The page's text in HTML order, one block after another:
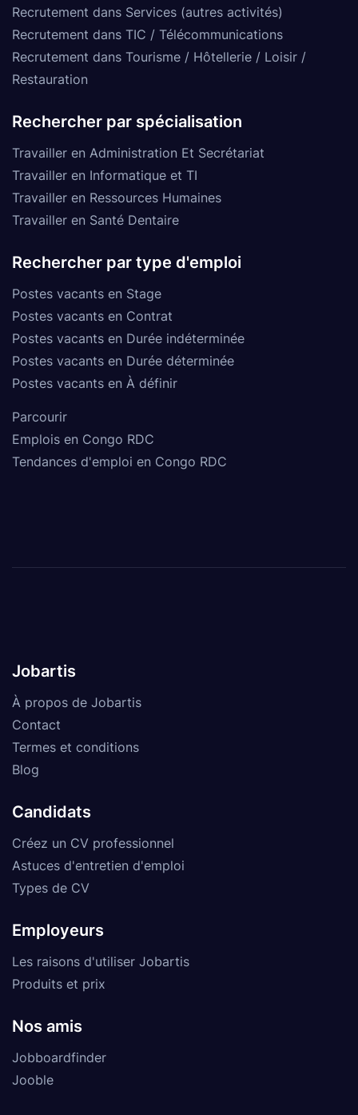
Recrutement dans Services (autres activités)
Recrutement dans TIC / Télécommunications
Recrutement dans Tourisme / Hôtellerie / Loisir /
Restauration
Rechercher par spécialisation
Travailler en Administration Et Secrétariat
Travailler en Informatique et TI
Travailler en Ressources Humaines
Travailler en Santé Dentaire
Rechercher par type d'emploi
Postes vacants en Stage
Postes vacants en Contrat
Postes vacants en Durée indéterminée
Postes vacants en Durée déterminée
Postes vacants en À définir
Parcourir
Emplois en Congo RDC
Tendances d'emploi en Congo RDC
Jobartis
À propos de Jobartis
Contact
Termes et conditions
Blog
Candidats
Créez un CV professionnel
Astuces d'entretien d'emploi
Types de CV
Employeurs
Les raisons d'utiliser Jobartis
Produits et prix
Nos amis
Jobboardfinder
Jooble